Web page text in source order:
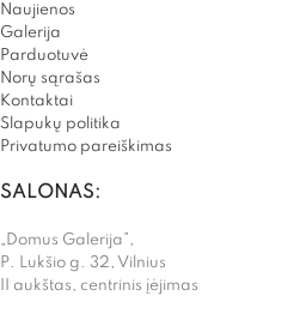
Naujienos
Galerija
Parduotuvė
Norų sąrašas
Kontaktai
Slapukų politika
Privatumo pareiškimas
SALONAS:
„Domus Galerija”,
P. Lukšio g. 32, Vilnius
II aukštas, centrinis įėjimas